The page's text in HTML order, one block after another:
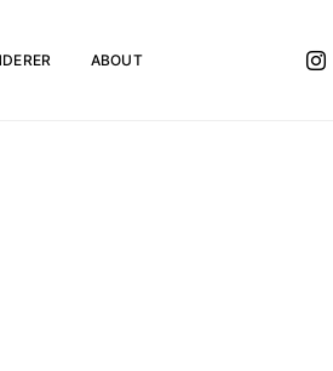
ABOUT